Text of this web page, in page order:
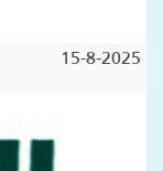
15-8-2025